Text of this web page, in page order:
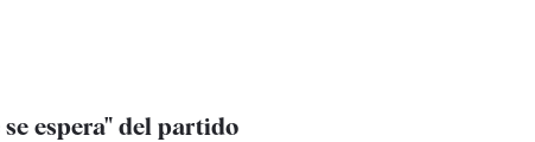
espera" del partido